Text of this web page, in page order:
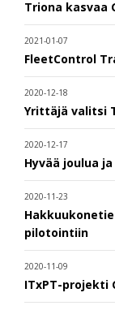
Triona kasvaa
2021-01-07
FleetControl
2020-12-18
Yrittäjä valitsi
2020-12-17
Hyvää joulua
2020-11-23
pilotointiin
2020-11-09
ITxPT-projekti